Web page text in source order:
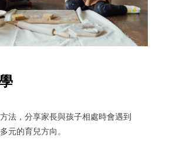
法，分享家長與孩子相處時會遇到
元的育兒方向。